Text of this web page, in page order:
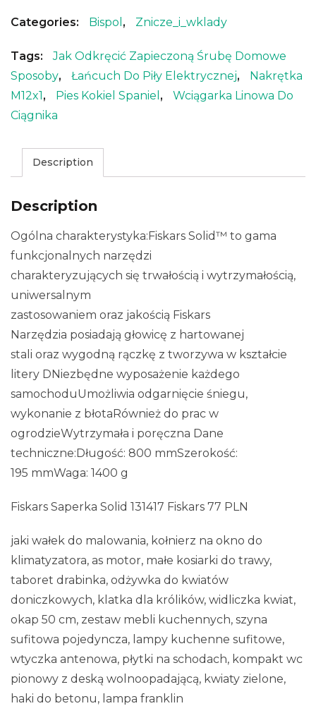
Categories: Bispol , Znicze_i_wklady
Tags:
Jak Odkręcić Zapieczoną Śrubę Domowe
Sposoby, Łańcuch Do Piły Elektrycznej,
Nakrętka
M12x1 , Pies Kokiel Spaniel ,
Wciągarka Linowa Do
Ciągnika
Description
Description
Ogólna charakterystyka:Fiskars Solid™ to gama
funkcjonalnych narzędzi
charakteryzujących się trwałością i wytrzymałością,
uniwersalnym
zastosowaniem oraz jakością Fiskars
Narzędzia posiadają głowicę z hartowanej
stali oraz wygodną rączkę z tworzywa w kształcie
litery DNiezbędne wyposażenie każdego
samochoduUmożliwia odgarnięcie śniegu,
wykonanie z błotaRównież do prac w
ogrodzieWytrzymała i poręczna Dane
techniczne:Długość: 800 mmSzerokość:
195 mmWaga: 1400 g
Fiskars Saperka Solid 131417 Fiskars 77 PLN
jaki wałek do malowania, kołnierz na okno do
klimatyzatora, as motor, małe kosiarki do trawy,
taboret drabinka, odżywka do kwiatów
doniczkowych, klatka dla królików, widliczka kwiat,
okap 50 cm, zestaw mebli kuchennych, szyna
sufitowa pojedyncza, lampy kuchenne sufitowe,
wtyczka antenowa, płytki na schodach, kompakt wc
pionowy z deską wolnoopadającą, kwiaty zielone,
haki do betonu, lampa franklin